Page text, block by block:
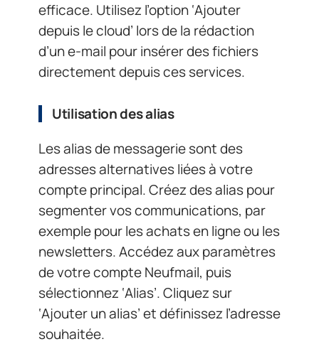
efficace. Utilisez l’option ‘Ajouter
depuis le cloud’ lors de la rédaction
d’un e-mail pour insérer des fichiers
directement depuis ces services.
Utilisation des alias
Les alias de messagerie sont des
adresses alternatives liées à votre
compte principal. Créez des alias pour
segmenter vos communications, par
exemple pour les achats en ligne ou les
newsletters. Accédez aux paramètres
de votre compte Neufmail, puis
sélectionnez ‘Alias’. Cliquez sur
‘Ajouter un alias’ et définissez l’adresse
souhaitée.